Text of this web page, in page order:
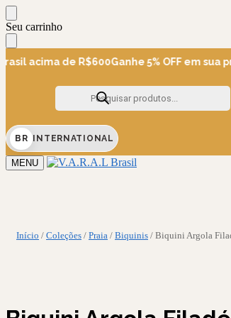
Skip
to
navigation
Skip
to
content
Seu carrinho
acima de R$600Ganhe 5% OFF em sua
Pesquisar
BR INTERNATIONAL
MENU
Início / Coleções / Praia / Biquinis / Biquini Argola